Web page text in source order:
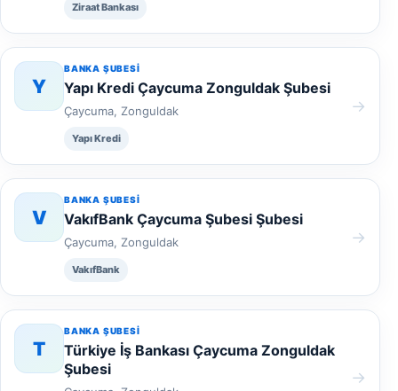
Ziraat Bankası
Y
BANKA ŞUBESI
Yapı Kredi Çaycuma Zonguldak Şubesi
Çaycuma, Zonguldak
Yapı Kredi
→
V
BANKA ŞUBESI
VakıfBank Çaycuma Şubesi Şubesi
Çaycuma, Zonguldak
VakıfBank
→
T
BANKA ŞUBESI
Türkiye İş Bankası Çaycuma Zonguldak
Şubesi
→